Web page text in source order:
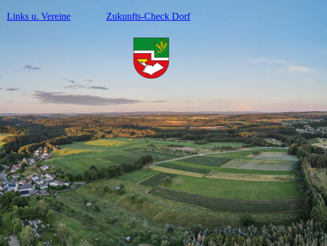
Links u. Vereine Zukunfts-Check Dorf